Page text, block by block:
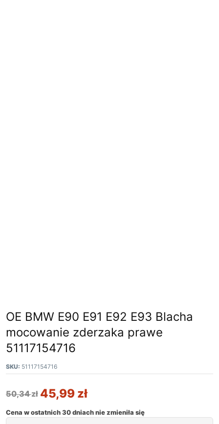
OE BMW E90 E91 E92 E93 Blacha
mocowanie zderzaka prawe
51117154716
SKU: 51117154716
50,34zł 45,99 zł
Cena w ostatnich 30 dniach nie zmieniła się